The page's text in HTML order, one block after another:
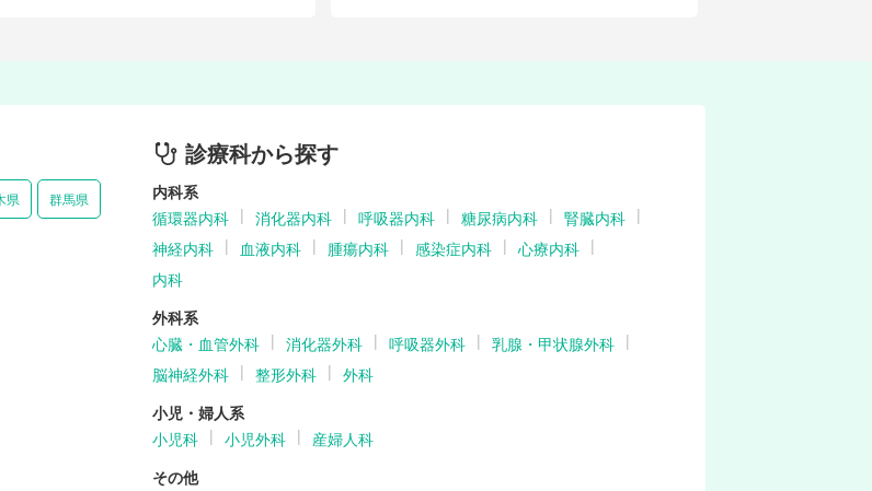
県 群馬県
診療科から探す
内科系
循環器内科
消化器内科 呼吸器内科 糖尿病内科
腎臓内科
神経内科
血液内科 腫瘍内科 感染症内科
心療内科
内科
外科系
心臓・血管外科
消化器外科 呼吸器外科
乳腺・甲状腺外科
脳神経外科
整形外科
外科
小児・婦人系
小児科
小児外科
産婦人科
その他